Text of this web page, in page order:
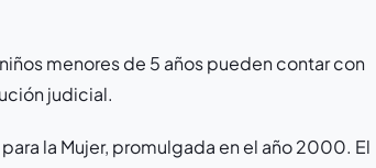
menores de 5 años pueden contar con
judicial.
la Mujer, promulgada en el año 2000. El